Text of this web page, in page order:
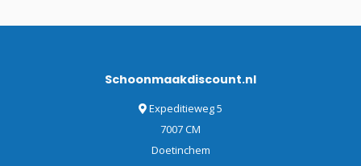
Schoonmaakdiscount.nl
Expeditieweg 5
7007 CM
Doetinchem